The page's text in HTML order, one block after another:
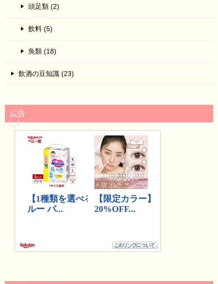
頭足類 (2)
飲料 (5)
魚類 (18)
飲酒の豆知識 (23)
広告